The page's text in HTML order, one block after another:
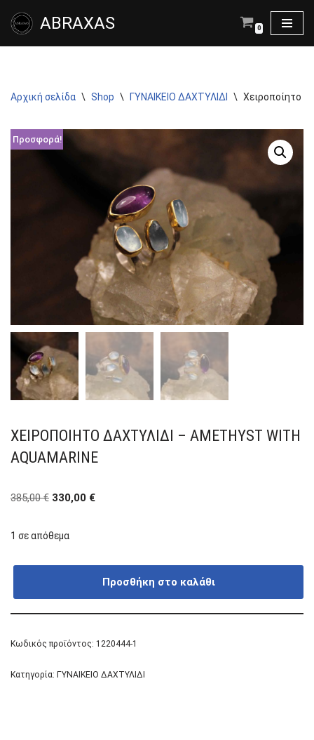
Μεταπηδήστε
ABRAXAS 0
Αρχική σελίδα \ Shop \ ΓΥΝΑΙΚΕΙΟ ΔΑΧΤΥΛΙΔΙ \ Χειροποίητο
Προσφορά!
ΧΕΙΡΟΠΟΊΗΤΟ ΔΑΧΤΥΛΊΔΙ – AMETHYST WITH
AQUAMARINE
385,00€ 330,00 €
1 σε απόθεμα
Προσθήκη στο καλάθι
Κωδικός προϊόντος: 1220444-1
Κατηγορία: ΓΥΝΑΙΚΕΙΟ ΔΑΧΤΥΛΙΔΙ